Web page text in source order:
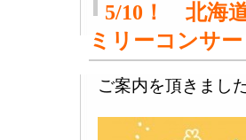
5/10！ 北海
ミリーコンサー
ご案内を頂きまし